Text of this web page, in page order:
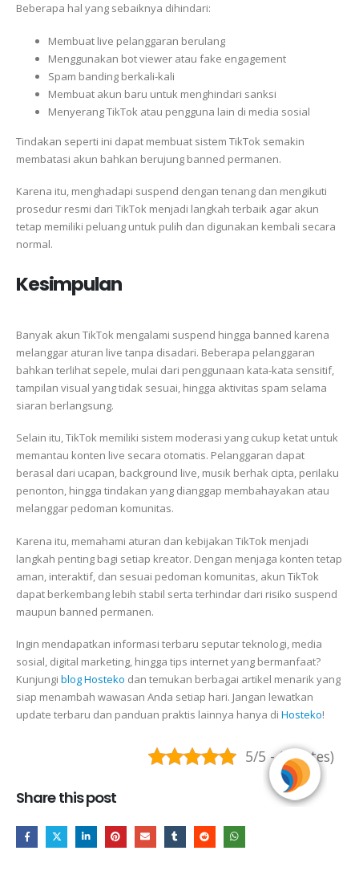
Beberapa hal yang sebaiknya dihindari:
Membuat live pelanggaran berulang
Menggunakan bot viewer atau fake engagement
Spam banding berkali-kali
Membuat akun baru untuk menghindari sanksi
Menyerang TikTok atau pengguna lain di media sosial
Tindakan seperti ini dapat membuat sistem TikTok semakin
membatasi akun bahkan berujung banned permanen.
Karena itu, menghadapi suspend dengan tenang dan mengikuti
prosedur resmi dari TikTok menjadi langkah terbaik agar akun
tetap memiliki peluang untuk pulih dan digunakan kembali secara
normal.
Kesimpulan
Banyak akun TikTok mengalami suspend hingga banned karena
melanggar aturan live tanpa disadari. Beberapa pelanggaran
bahkan terlihat sepele, mulai dari penggunaan kata-kata sensitif,
tampilan visual yang tidak sesuai, hingga aktivitas spam selama
siaran berlangsung.
Selain itu, TikTok memiliki sistem moderasi yang cukup ketat untuk
memantau konten live secara otomatis. Pelanggaran dapat
berasal dari ucapan, background live, musik berhak cipta, perilaku
penonton, hingga tindakan yang dianggap membahayakan atau
melanggar pedoman komunitas.
Karena itu, memahami aturan dan kebijakan TikTok menjadi
langkah penting bagi setiap kreator. Dengan menjaga konten tetap
aman, interaktif, dan sesuai pedoman komunitas, akun TikTok
dapat berkembang lebih stabil serta terhindar dari risiko suspend
maupun banned permanen.
Ingin mendapatkan informasi terbaru seputar teknologi, media
sosial, digital marketing, hingga tips internet yang bermanfaat?
Kunjungi blog Hosteko dan temukan berbagai artikel menarik yang
siap menambah wawasan Anda setiap hari. Jangan lewatkan
update terbaru dan panduan praktis lainnya hanya di Hosteko!
5/5 - (5 votes)
Share this post